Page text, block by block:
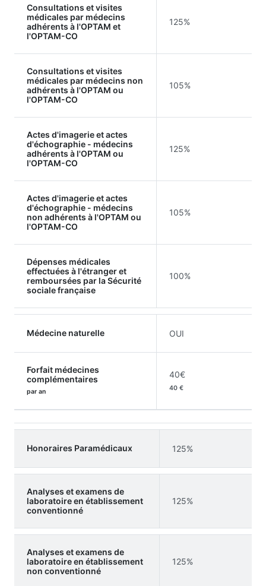
Consultations et visites
médicales par médecins
adhérents à l'OPTAM et
l'OPTAM-CO
125%
Consultations et visites
médicales par médecins non
adhérents à l'OPTAM ou
l'OPTAM-CO
105%
Actes d'imagerie et actes
d'échographie - médecins
adhérents à l'OPTAM ou
l'OPTAM-CO
125%
Actes d'imagerie et actes
d'échographie - médecins
non adhérents à l'OPTAM ou
l'OPTAM-CO
105%
Dépenses médicales
effectuées à l'étranger et
remboursées par la Sécurité
sociale française
100%
Médecine naturelle OUI
Forfait médecines
complémentaires
par an
40€
40 €
Honoraires Paramédicaux 125%
Analyses et examens de
laboratoire en établissement
conventionné
125%
Analyses et examens de
laboratoire en établissement
non conventionné
125%